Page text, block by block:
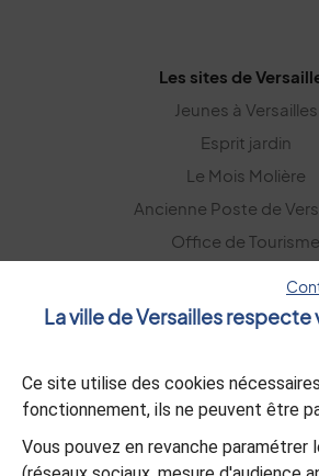
Les sites de
Jeunes à Versailles
Esprit jardin
Le Mois Molière
Ancienne Poste de
Office de Tourisme
S’abonner
L’appli Versailles
La ville de Versailles
Ce site utilise des cookies
fonctionnement, ils ne peuvent être
Vous pouvez en revanche paramétrer